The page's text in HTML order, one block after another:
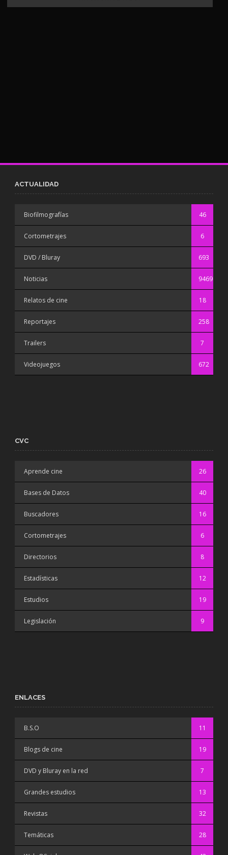
ACTUALIDAD
Biofilmografías 46
Cortometrajes 6
DVD / Bluray 693
Noticias 9469
Relatos de cine 18
Reportajes 258
Trailers 7
Videojuegos 672
CVC
Aprende cine 26
Bases de Datos 40
Buscadores 16
Cortometrajes 6
Directorios 8
Estadísticas 12
Estudios 19
Legislación 9
ENLACES
B.S.O 11
Blogs de cine 19
DVD y Bluray en la red 7
Grandes estudios 13
Revistas 32
Temáticas 28